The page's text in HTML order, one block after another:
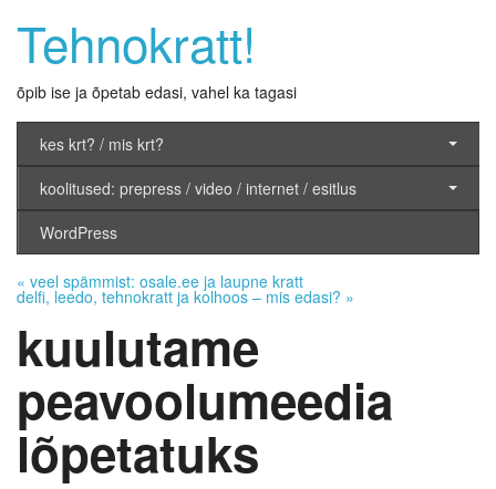
Tehnokratt!
õpib ise ja õpetab edasi, vahel ka tagasi
kes krt? / mis krt?
koolitused: prepress / video / internet / esitlus
WordPress
« veel spämmist: osale.ee ja laupne kratt
delfi, leedo, tehnokratt ja kolhoos – mis edasi? »
kuulutame
peavoolumeedia
lõpetatuks